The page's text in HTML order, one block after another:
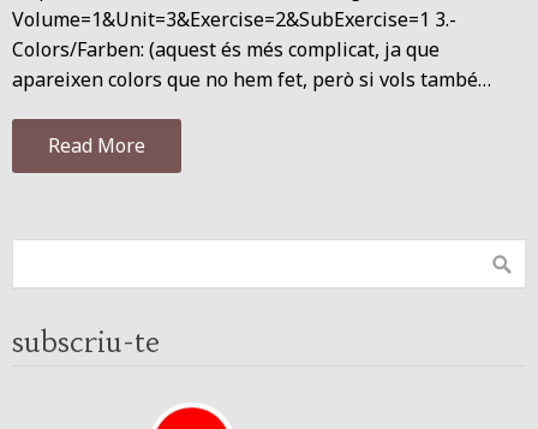
Volume=1&Unit=3&Exercise=2&SubExercise=1 3.-
Colors/Farben: (aquest és més complicat, ja que
apareixen colors que no hem fet, però si vols també…
Read More
subscriu-te